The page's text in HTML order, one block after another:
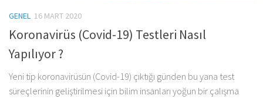
GENEL 16 MART 2020
Koronavirüs (Covid-19) Testleri Nasıl
Yapılıyor ?
Yeni tip koronavirüsün (Covid-19) çıktığı günden bu yana test
süreçlerinin geliştirilmesi için bilim insanları yoğun bir çalışma